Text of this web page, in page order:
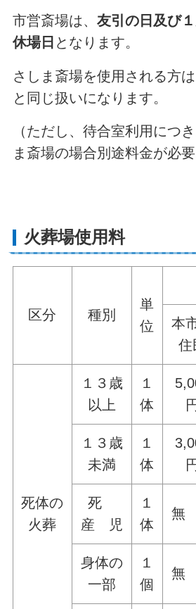
市営斎場は、 友引の日及び
休場日 となります。
さしま斎場を使用される方
と同じ扱いになります。
（ただし、待合室利用につ
ま斎場の場合別途料金が必要
火葬場使用料
区分 種別
単
位
本
住
死体の
火葬
１３歳
以上
１
体
１３歳
未満
１
体
死
産 児
１
体
無
身体の
一部
１
個
無